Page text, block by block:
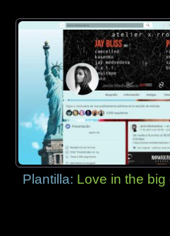
Plantilla: Love in the big